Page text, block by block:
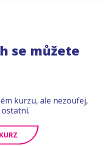
se můžete
kurzu, ale nezoufej,